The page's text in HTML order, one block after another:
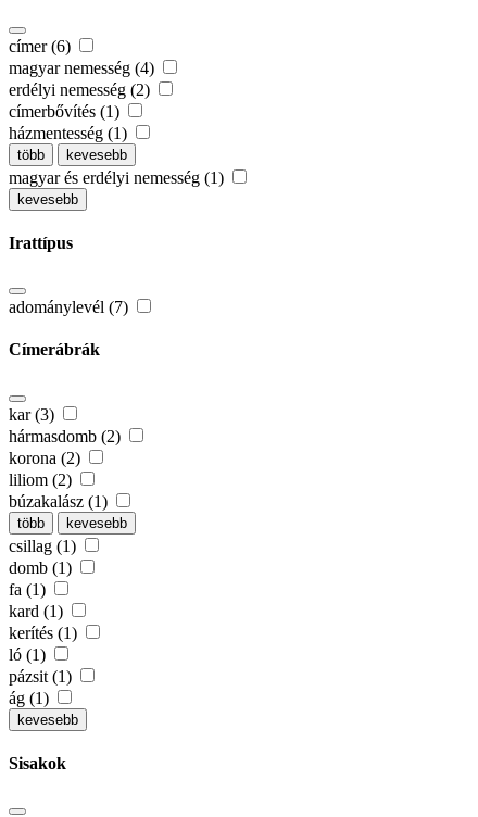
címer (6)
magyar nemesség (4)
erdélyi nemesség (2)
címerbővítés (1)
házmentesség (1)
több kevesebb
magyar és erdélyi nemesség (1)
kevesebb
Irattípus
adománylevél (7)
Címerábrák
kar (3)
hármasdomb (2)
korona (2)
liliom (2)
búzakalász (1)
több kevesebb
csillag (1)
domb (1)
fa (1)
kard (1)
kerítés (1)
ló (1)
pázsit (1)
ág (1)
kevesebb
Sisakok